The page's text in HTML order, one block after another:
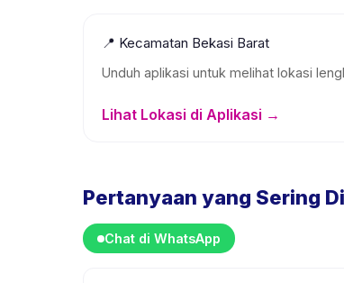
📍 Kecamatan Bekasi Barat
Unduh aplikasi untuk melihat lokasi
Lihat Lokasi di Aplikasi →
Pertanyaan yang Sering
Chat di WhatsApp